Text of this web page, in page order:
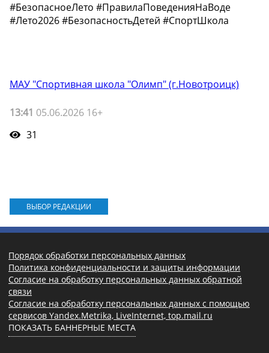
#БезопасноеЛето #ПравилаПоведенияНаВоде
#Лето2026 #БезопасностьДетей #СпортШкола
МАУ "Спортивная школа "Олимп" (г.Новотроицк)
13:41 05.06.2026 16+
31
ВЫБОР РЕДАКЦИИ
Порядок обработки персональных данных
Политика конфиденциальности и защиты информации
Согласие на обработку персональных данных обратной
связи
Согласие на обработку персональных данных с помощью
сервисов Yandex.Metrika, LiveInternet, top.mail.ru
ПОКАЗАТЬ БАННЕРНЫЕ МЕСТА